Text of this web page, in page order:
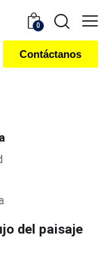
0
Contáctanos
del paisaje